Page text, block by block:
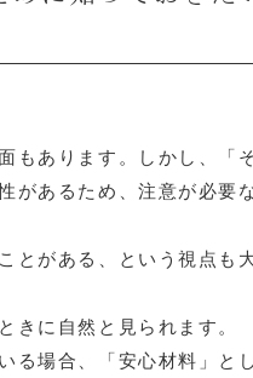
もあります。しかし、「
があるため、注意が必要
とがある、という視点も
きに自然と見られます。
る場合、「安心材料」と